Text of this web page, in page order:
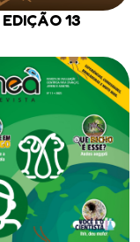
EDIÇÃO 13